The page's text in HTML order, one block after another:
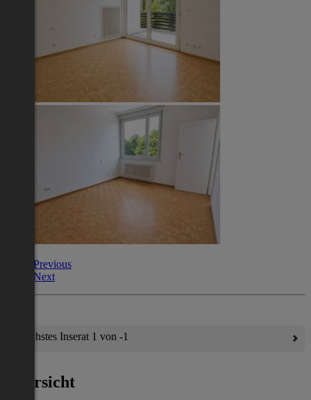
Previous
Next
Nächstes Inserat 1 von -1
Übersicht